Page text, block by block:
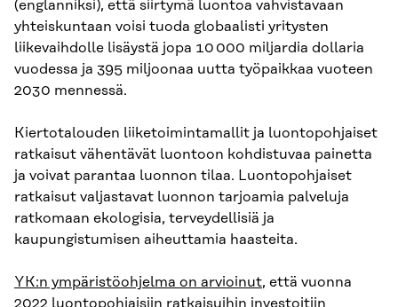
(englanniksi), että siirtymä luontoa vahvistavaan
yhteiskuntaan voisi tuoda globaalisti yritysten
liikevaihdolle lisäystä jopa 10 000 miljardia dollaria
vuodessa ja 395 miljoonaa uutta työpaikkaa vuoteen
2030 mennessä.
Kiertotalouden liiketoimintamallit ja luontopohjaiset
ratkaisut vähentävät luontoon kohdistuvaa painetta
ja voivat parantaa luonnon tilaa. Luontopohjaiset
ratkaisut valjastavat luonnon tarjoamia palveluja
ratkomaan ekologisia, terveydellisiä ja
kaupungistumisen aiheuttamia haasteita.
YK:n ympäristöohjelma on arvioinut, että vuonna
2022 luontopohjaisiin ratkaisuihin investoitiin